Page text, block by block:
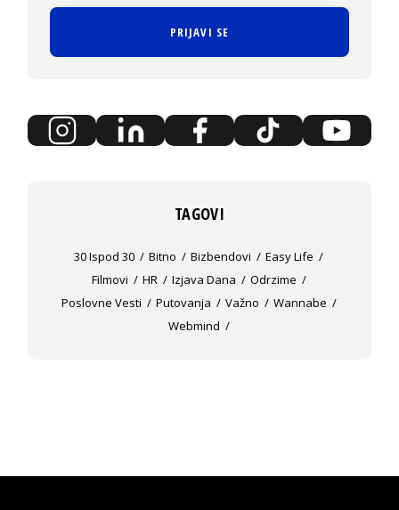
PRIJAVI SE
TAGOVI
30 Ispod 30 Bitno Bizbendovi
Easy Life
Filmovi
HR Izjava Dana
Odrzime
Poslovne Vesti
Putovanja Važno
Wannabe
Webmind